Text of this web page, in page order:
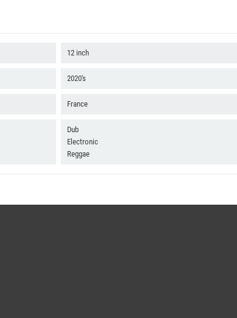
12 inch
2020's
France
Dub
Electronic
Reggae